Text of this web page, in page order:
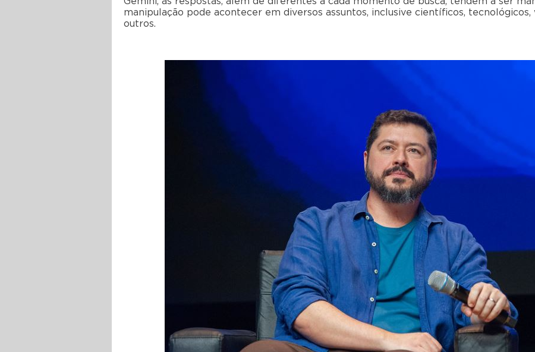
manipulação pode acontecer em diversos assuntos, inclusive científicos, tecnológicos,
outros.